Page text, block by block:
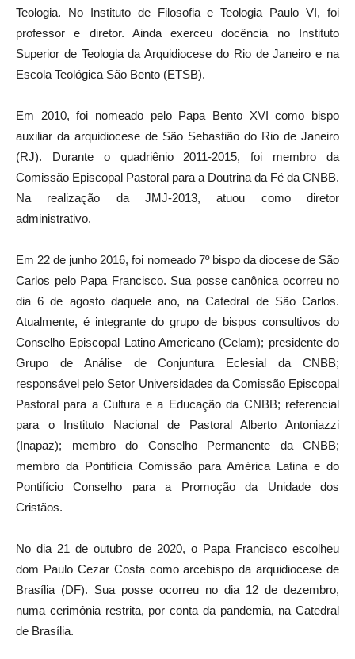
Teologia. No Instituto de Filosofia e Teologia Paulo VI, foi
professor e diretor. Ainda exerceu docência no Instituto
Superior de Teologia da Arquidiocese do Rio de Janeiro e na
Escola Teológica São Bento (ETSB).
Em 2010, foi nomeado pelo Papa Bento XVI como bispo
auxiliar da arquidiocese de São Sebastião do Rio de Janeiro
(RJ). Durante o quadriênio 2011-2015, foi membro da
Comissão Episcopal Pastoral para a Doutrina da Fé da CNBB.
Na realização da JMJ-2013, atuou como diretor
administrativo.
Em 22 de junho 2016, foi nomeado 7º bispo da diocese de São
Carlos pelo Papa Francisco. Sua posse canônica ocorreu no
dia 6 de agosto daquele ano, na Catedral de São Carlos.
Atualmente, é integrante do grupo de bispos consultivos do
Conselho Episcopal Latino Americano (Celam); presidente do
Grupo de Análise de Conjuntura Eclesial da CNBB;
responsável pelo Setor Universidades da Comissão Episcopal
Pastoral para a Cultura e a Educação da CNBB; referencial
para o Instituto Nacional de Pastoral Alberto Antoniazzi
(Inapaz); membro do Conselho Permanente da CNBB;
membro da Pontifícia Comissão para América Latina e do
Pontifício Conselho para a Promoção da Unidade dos
Cristãos.
No dia 21 de outubro de 2020, o Papa Francisco escolheu
dom Paulo Cezar Costa como arcebispo da arquidiocese de
Brasília (DF). Sua posse ocorreu no dia 12 de dezembro,
numa cerimônia restrita, por conta da pandemia, na Catedral
de Brasília.